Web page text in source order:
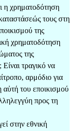
η χρηματοδότηση
τους στη
της
χρηματοδότηση
της
τραγικό να
αρμόδιο για
του εποικισμού
προς τη
στην εθνική